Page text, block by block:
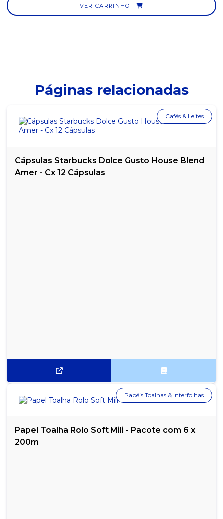
VER CARRINHO
Páginas relacionadas
Cápsulas Starbucks Dolce Gusto House Blend
Amer - Cx 12 Cápsulas
Cafés & Leites
Papel Toalha Rolo Soft Mili - Pacote com 6 x
200m
Papéis Toalhas & Interfolhas